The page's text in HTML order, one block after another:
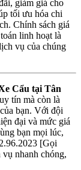
giảm giá cho
tối ưu hóa chi
Chính sách giá
linh hoạt là
vụ của chúng
Cẩu tại Tân
tín mà còn là
bạn. Với đội
đại và mức giá
bạn mọi lúc,
[Gọi
nhanh chóng,